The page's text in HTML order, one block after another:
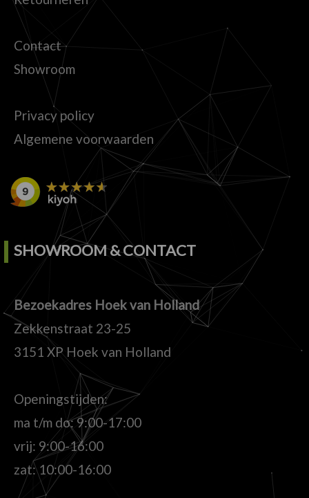
Contact
Showroom
Privacy policy
Algemene voorwaarden
SHOWROOM & CONTACT
Bezoekadres Hoek van Holland
Zekkenstraat 23-25
3151 XP Hoek van Holland
Openingstijden:
ma t/m do: 9:00-17:00
vrij: 9:00-16:00
zat: 10:00-16:00